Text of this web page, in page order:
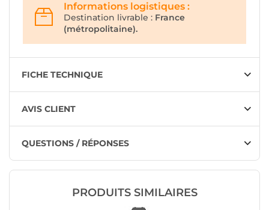
Informations logistiques :
Destination livrable : France
(métropolitaine).
FICHE TECHNIQUE
AVIS CLIENT
QUESTIONS / RÉPONSES
PRODUITS SIMILAIRES